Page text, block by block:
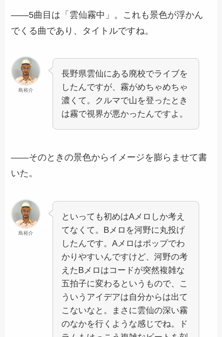
――5曲目は「雲仙霧中」。これも景色が浮かん
でくる曲であり、タイトルですね。
島裕介
長野県雲仙にある廃校でライブを
したんですが、霧がめちゃめちゃ
濃くて。クルマで山を登ったとき
は霧で視界が悪かったんですよ。
――そのときの景色からイメージを膨らませて書
いた。
島裕介
といっても初めはAメロしか考え
てなくて。Bメロを河野に丸投げ
したんです。Aメロはポップでわ
かりやすいんですけど、河野の考
えたBメロはコードが突然複雑な
五拍子に変わるというもので、こ
ういうアイデアは自分からは出て
こないなと。まさに雲仙の深い霧
のなかを行くような感じでね。ド